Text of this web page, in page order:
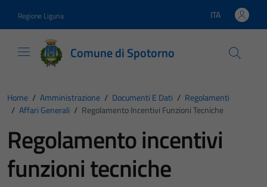
Regione Liguria Lingua attiva:
ITA
Comune di Spotorno
Home / Amministrazione / Documenti E Dati / Regolamenti
/ Affari Generali / Regolamento Incentivi Funzioni Tecniche
Regolamento incentivi
funzioni tecniche